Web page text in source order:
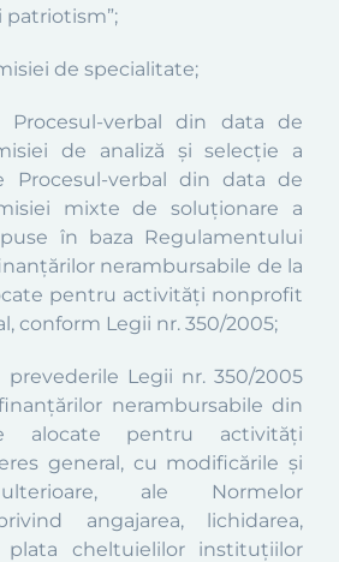
patriotism”;
de specialitate;
verbal din data de
de analiză și selecție a
Procesul-verbal din data de
mixte de soluționare a
în baza Regulamentului
nerambursabile de la
pentru activități nonprofit
conform Legii nr. 350/2005;
Legii nr. 350/2005
nerambursabile din
alocate pentru activități
general, cu modificările și
ale Normelor
angajarea, lichidarea,
plata cheltuielilor instituțiilor